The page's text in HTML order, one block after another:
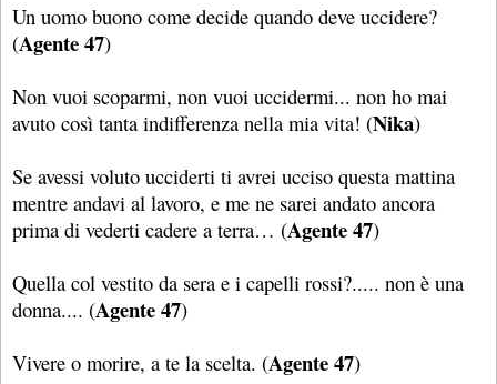
Un uomo buono come decide quando deve uccidere?
(Agente 47)
Non vuoi scoparmi, non vuoi uccidermi... non ho mai
avuto così tanta indifferenza nella mia vita! (Nika)
Se avessi voluto ucciderti ti avrei ucciso questa mattina
mentre andavi al lavoro, e me ne sarei andato ancora
prima di vederti cadere a terra… (Agente 47)
Quella col vestito da sera e i capelli rossi?..... non è una
donna.... (Agente 47)
Vivere o morire, a te la scelta. (Agente 47)